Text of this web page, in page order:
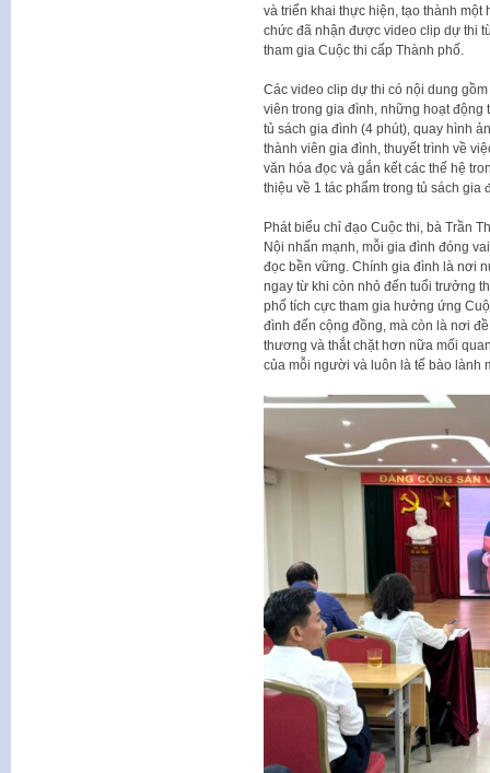
và triển khai thực hiện, tạo thành một
chức đã nhận được video clip dự thi
tham gia Cuộc thi cấp Thành phố.
Các video clip dự thi có nội dung
viên trong gia đình, những hoạt động
tủ sách gia đình (4 phút), quay hình
thành viên gia đình, thuyết trình về
văn hóa đọc và gắn kết các thế hệ
thiệu về 1 tác phẩm trong tủ sách gia
Phát biểu chỉ đạo Cuộc thi, bà Trần
Nội nhấn mạnh, mỗi gia đình đóng
đọc bền vững. Chính gia đình là nơi
ngay từ khi còn nhỏ đến tuổi trưởng
phố tích cực tham gia hưởng ứng
đình đến cộng đồng, mà còn là nơi
thương và thắt chặt hơn nữa mối
của mỗi người và luôn là tế bào lành